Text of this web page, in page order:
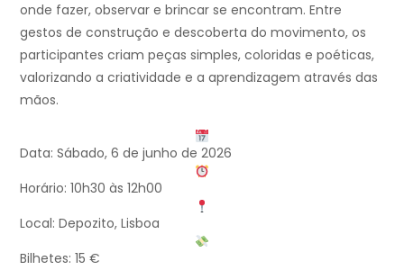
onde fazer, observar e brincar se encontram. Entre
gestos de construção e descoberta do movimento, os
participantes criam peças simples, coloridas e poéticas,
valorizando a criatividade e a aprendizagem através das
mãos.
Data: Sábado, 6 de junho de 2026
Horário: 10h30 às 12h00
Local: Depozito, Lisboa
Bilhetes: 15 €